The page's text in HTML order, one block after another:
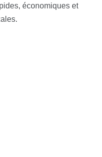
économiques et